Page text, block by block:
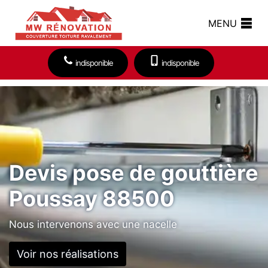
MENU
indisponible indisponible
Devis pose de gouttière
Poussay 88500
Nous intervenons avec une nacelle
Voir nos réalisations